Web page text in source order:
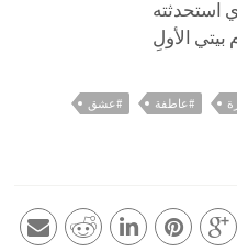
استحدثته
الأولِ
#عاطفة
#عشق